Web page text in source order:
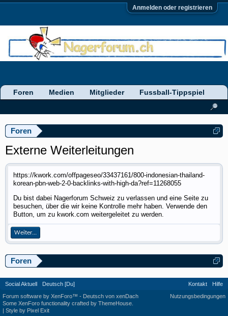
Anmelden oder registrieren
Foren
Externe Weiterleitungen
https://kwork.com/offpageseo/33437161/800-indonesian-thailand-
korean-pbn-web-2-0-backlinks-with-high-da?ref=11268055
Du bist dabei Nagerforum Schweiz zu verlassen und eine Seite zu
besuchen, über die wir keine Kontrolle mehr haben. Verwende den
Button, um zu kwork.com weitergeleitet zu werden.
Weiter...
Foren
Foren Medien Mitglieder Fussball-Tippspiel
Social Aktuell Deutsch [Du] Kontakt
Hilfe
Nutzungsbedingungen
Forum software by XenForo™ - Deutsch von xenDach
Some XenForo functionality crafted by ThemeHouse
| Style by Pixel Exit